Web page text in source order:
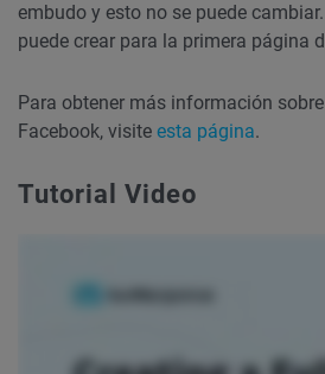
embudo y esto no se puede
puede crear para la primera página
Para obtener más información
Facebook, visite esta página.
Tutorial Video